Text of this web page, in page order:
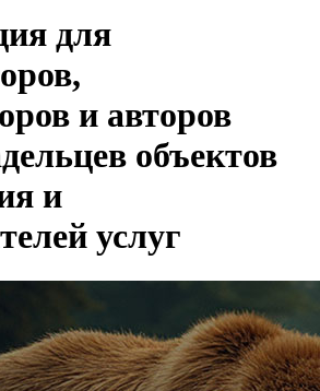
для
и авторов
объектов
и
услуг